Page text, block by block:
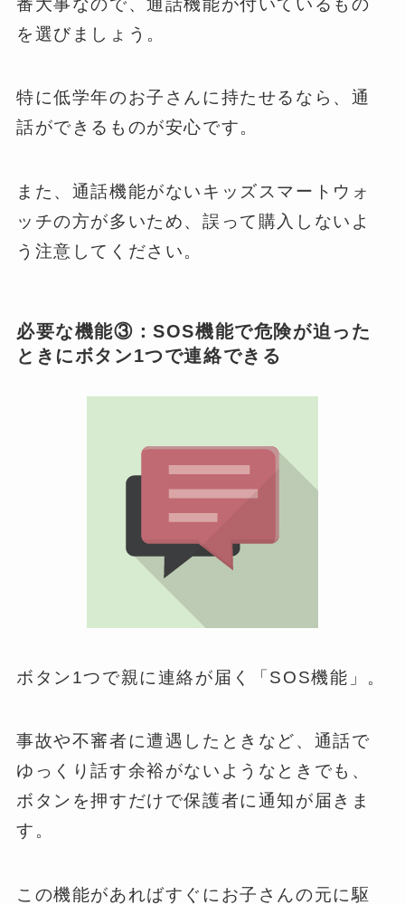
番大事なので、通話機能が付いているもの
を選びましょう。
特に低学年のお子さんに持たせるなら、通
話ができるものが安心です。
また、通話機能がないキッズスマートウォ
ッチの方が多いため、誤って購入しないよ
う注意してください。
必要な機能③：SOS機能で危険が迫った
ときにボタン1つで連絡できる
ボタン1つで親に連絡が届く「SOS機能」。
事故や不審者に遭遇したときなど、通話で
ゆっくり話す余裕がないようなときでも、
ボタンを押すだけで保護者に通知が届きま
す。
この機能があればすぐにお子さんの元に駆